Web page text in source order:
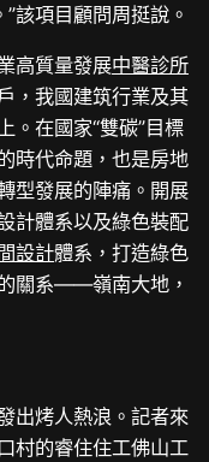
該項目顧問周挺說。
高質量發展中醫診所
，我國建筑行業及其
。在國家“雙碳”目標
時代命題，也是房地
型發展的陣痛。開展
計體系以及綠色裝配
設計體系，打造綠色
關系——嶺南大地，
出烤人熱浪。記者來
村的睿住住工佛山工